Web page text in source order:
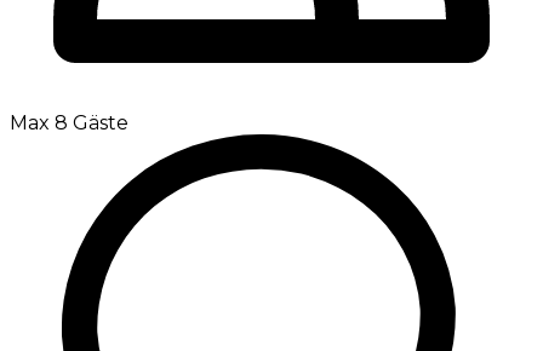
Max 8 Gäste